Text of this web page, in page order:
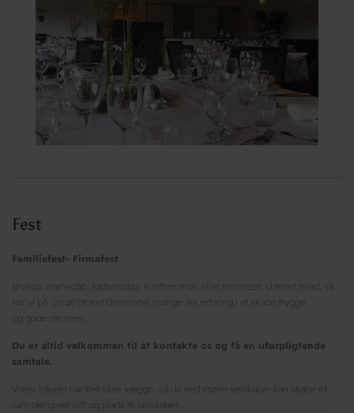
Fest
Familiefest- Firmafest
Bryllup, barnedåb, fødselsdag, konfirmation eller firmafest. Uanset hvad, så
har vi på Ishøj Strand Danhostel mange års erfaring i at skabe trygge
og gode rammer.
Du er altid velkommen til at kontakte os og få en uforpligtende
samtale.
Vores lokaler har fleksible vægge, så du ved større selskaber kan skabe et
rum der giver luft og plads til selskabet.